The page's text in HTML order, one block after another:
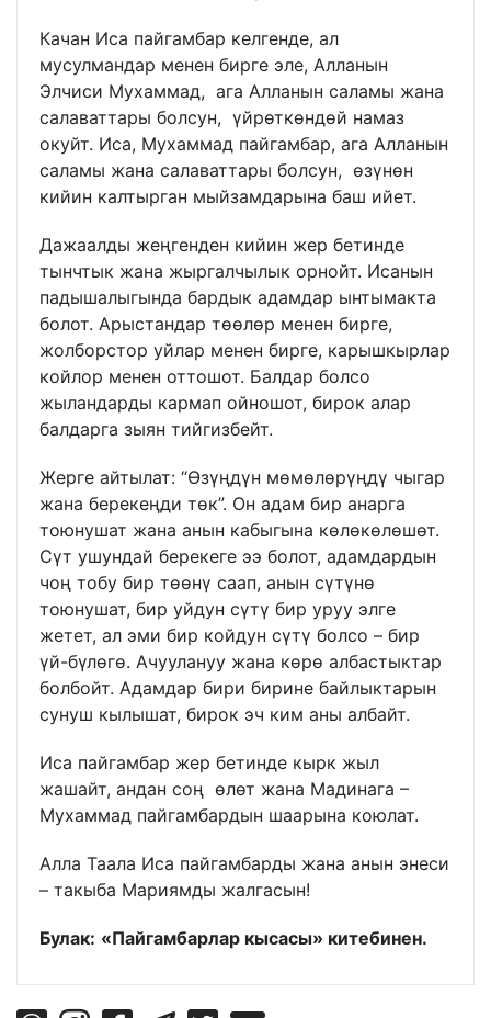
Качан Иса пайгамбар келгенде, ал
мусулмандар менен бирге эле, Алланын
Элчиси Мухаммад, ага Алланын саламы жана
салаваттары болсун, үйрөткөндөй намаз
окуйт. Иса, Мухаммад пайгамбар, ага Алланын
саламы жана салаваттары болсун, өзүнөн
кийин калтырган мыйзамдарына баш ийет.
Дажаалды жеңгенден кийин жер бетинде
тынчтык жана жыргалчылык орнойт. Исанын
падышалыгында бардык адамдар ынтымакта
болот. Арыстандар төөлөр менен бирге,
жолборстор уйлар менен бирге, карышкырлар
койлор менен оттошот. Балдар болсо
жыландарды кармап ойношот, бирок алар
балдарга зыян тийгизбейт.
Жерге айтылат: “Өзүңдүн мөмөлөрүңдү чыгар
жана берекеңди төк”. Он адам бир анарга
тоюнушат жана анын кабыгына көлөкөлөшөт.
Сүт ушундай берекеге ээ болот, адамдардын
чоң тобу бир төөнү саап, анын сүтүнө
тоюнушат, бир уйдун сүтү бир уруу элге
жетет, ал эми бир койдун сүтү болсо – бир
үй-бүлөгө. Ачуулануу жана көрө албастыктар
болбойт. Адамдар бири бирине байлыктарын
сунуш кылышат, бирок эч ким аны албайт.
Иса пайгамбар жер бетинде кырк жыл
жашайт, андан соң өлөт жана Мадинага –
Мухаммад пайгамбардын шаарына коюлат.
Алла Таала Иса пайгамбарды жана анын энеси
– такыба Мариямды жалгасын!
Булак: «Пайгамбарлар кысасы» китебинен.